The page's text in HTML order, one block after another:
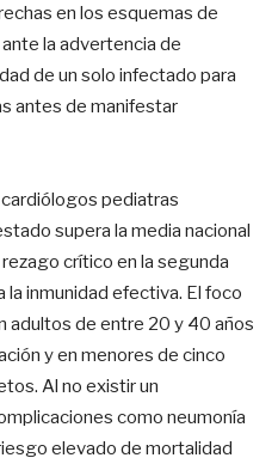
en los esquemas de
la advertencia de
de un solo infectado para
antes de manifestar
pediatras
supera la media nacional
crítico en la segunda
la inmunidad efectiva. El foco
adultos de entre 20 y 40 años
y en menores de cinco
Al no existir un
como neumonía
elevado de mortalidad